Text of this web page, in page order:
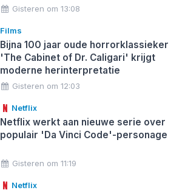
Gisteren om 13:08
Films
Bijna 100 jaar oude horrorklassieker
'The Cabinet of Dr. Caligari' krijgt
moderne herinterpretatie
Gisteren om 12:03
Netflix
Netflix werkt aan nieuwe serie over
populair 'Da Vinci Code'-personage
Gisteren om 11:19
Netflix